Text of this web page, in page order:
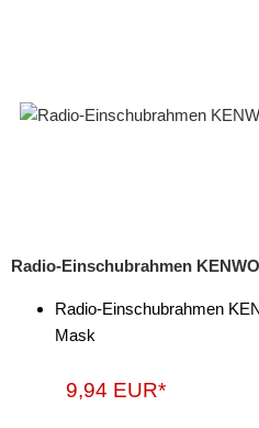
Radio-Einschubrahmen
Radio-Einschubrahmen
Mask
9,94 EUR*